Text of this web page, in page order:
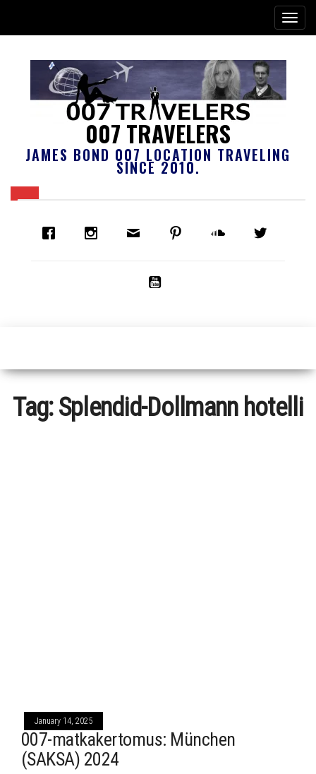
007 TRAVELERS
JAMES BOND 007 LOCATION TRAVELING
SINCE 2010.
Tag:Splendid-Dollmann hotelli
January 14, 2025
007-matkakertomus: München
(SAKSA) 2024